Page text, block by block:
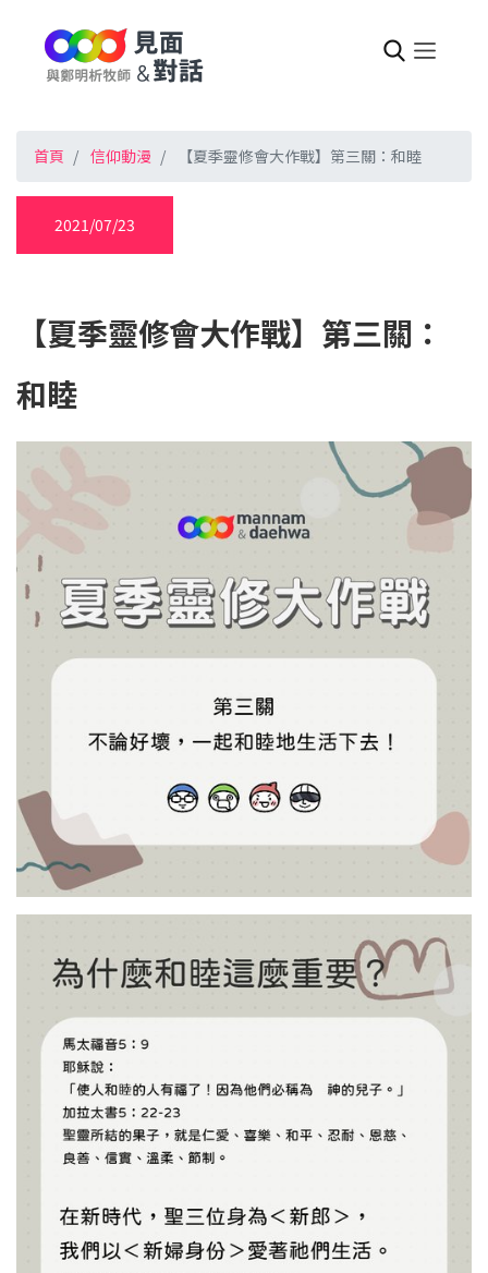
首頁 信仰動漫 【夏季靈修會大作戰】第三關：和睦
2021/07/23
【夏季靈修會大作戰】第三關：
和睦